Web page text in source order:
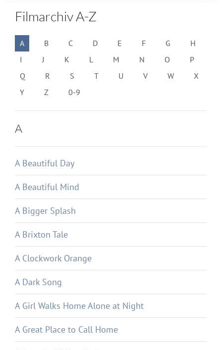
Filmarchiv A-Z
A B C D E F G
H
I
J K L M N O
P
Q
R S T U V W
X
Y
Z 0-9
A
A Beautiful Day
A Beautiful Mind
A Bigger Splash
A Brixton Tale
A Clockwork Orange
A Dark Song
A Girl Walks Home Alone at Night
A Great Place to Call Home